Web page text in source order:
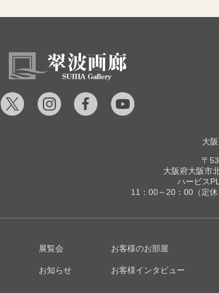
大
〒
大阪府大阪市
ハービス
11：00～20：00（定休
展覧会
お知らせ
お客様のお部屋
お客様インタビュー